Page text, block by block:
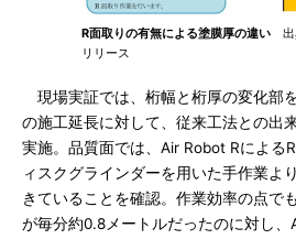
R面取りの有無による塗膜厚の違い 出
リリース
現場実証では、桁幅と桁厚の変化部
の施工延長に対して、従来工法との出
実施。品質面では、Air Robot Rによる
ィスクグラインダーを用いた手作業よ
きていることを確認。作業効率の点で
が毎分約0.8メートルだったのに対し、